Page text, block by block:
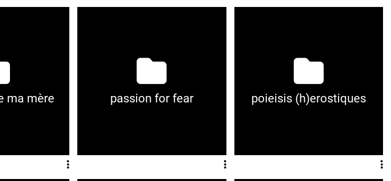
ma mère passion for fear poieisis (h)erostiques